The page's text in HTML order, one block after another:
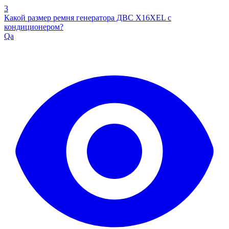
3
Какой размер ремня генератора ДВС X16XEL с
кондиционером?
Qa